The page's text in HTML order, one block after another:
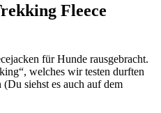
Fleece
für Hunde rausgebracht.
welches wir testen durften
siehst es auch auf dem